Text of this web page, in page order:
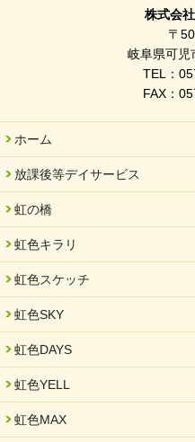
令和7年度 岐阜県スポーツ
岐阜県「働いてもらい方改
2025/11/11
2025/06/10
未来会議 in 可児市 「斉藤ま
2025/05/07
2025年6月中旬 OPEN 放課
Junior」
2025/03/01
餅つき大会を開催しました
2025/01/31
「可児の企業魅力発見フェ
2024/11/06
就労継続支援B型「エコボー
株式会
〒
岐阜県可児
TEL：
FAX：
ホーム
放課後等デイサービス
虹の橋
虹色キラリ
虹色スケッチ
虹色SKY
虹色DAYS
虹色YELL
虹色MAX